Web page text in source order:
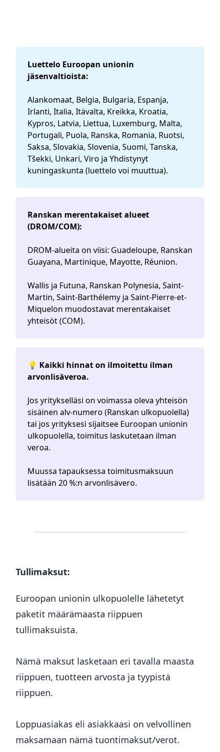
Luettelo Euroopan unionin
jäsenvaltioista:
Alankomaat, Belgia, Bulgaria, Espanja,
Irlanti, Italia, Itävalta, Kreikka, Kroatia,
Kypros, Latvia, Liettua, Luxemburg, Malta,
Portugali, Puola, Ranska, Romania, Ruotsi,
Saksa, Slovakia, Slovenia, Suomi, Tanska,
Tšekki, Unkari, Viro ja Yhdistynyt
kuningaskunta (luettelo voi muuttua).
Ranskan merentakaiset alueet
(DROM/COM):
DROM-alueita on viisi: Guadeloupe, Ranskan
Guayana, Martinique, Mayotte, Réunion.
Wallis ja Futuna, Ranskan Polynesia, Saint-
Martin, Saint-Barthélemy ja Saint-Pierre-et-
Miquelon muodostavat merentakaiset
yhteisöt (COM).
💡 Kaikki hinnat on ilmoitettu ilman
arvonlisäveroa.
Jos yritykselläsi on voimassa oleva yhteisön
sisäinen alv-numero (Ranskan ulkopuolella)
tai jos yrityksesi sijaitsee Euroopan unionin
ulkopuolella, toimitus laskutetaan ilman
veroa.
Muussa tapauksessa toimitusmaksuun
lisätään 20 %:n arvonlisävero.
Tullimaksut:
Euroopan unionin ulkopuolelle lähetetyt
paketit määrämaasta riippuen
tullimaksuista.
Nämä maksut lasketaan eri tavalla maasta
riippuen, tuotteen arvosta ja tyypistä
riippuen.
Loppuasiakas eli asiakkaasi on velvollinen
maksamaan nämä tuontimaksut/verot.